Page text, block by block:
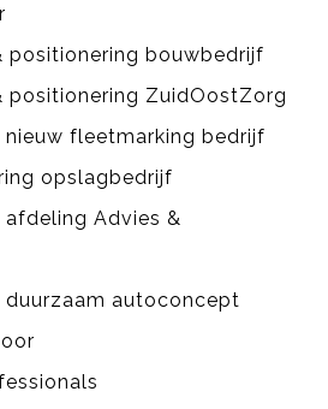
positionering bouwbedrijf
positionering ZuidOostZorg
nieuw fleetmarking bedrijf
opslagbedrijf
afdeling Advies &
duurzaam autoconcept